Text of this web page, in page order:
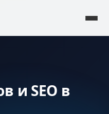
и SEO в